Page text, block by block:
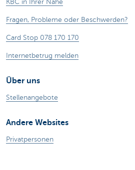
KBC in Ihrer Nähe
Fragen, Probleme oder Beschwerden?
Card Stop 078 170 170
Internetbetrug melden
Über uns
Stellenangebote
Andere Websites
Privatpersonen